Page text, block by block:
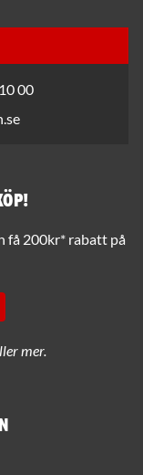
00
få 200kr* rabatt på
mer.